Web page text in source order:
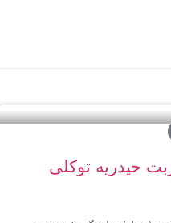
حیدریه توکلی